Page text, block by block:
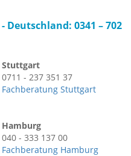
Deutschland: 0341 – 702
Stuttgart
0711 - 237 351 37
Fachberatung Stuttgart
Hamburg
040 - 333 137 00
Fachberatung Hamburg